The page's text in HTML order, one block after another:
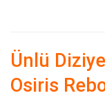
Ünlü
Osiris